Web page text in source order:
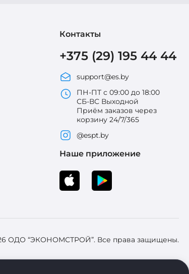
Контакты
+375 (29) 195 44 44
support@es.by
ПН-ПТ с 09:00 до 18:00
СБ-ВС Выходной
Приём заказов через
корзину 24/7/365
@espt.by
Наше приложение
ОДО “ЭКОНОМСТРОЙ”. Все права защищены.